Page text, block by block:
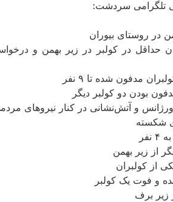
تلگرامی سردشت:
حداقل در کولبر در زیر بهمن و